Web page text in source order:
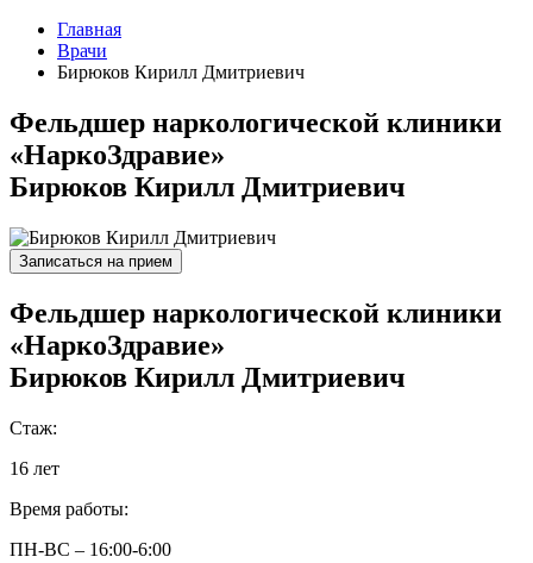
Главная
Врачи
Бирюков Кирилл Дмитриевич
Фельдшер наркологической клиники
«НаркоЗдравие»
Бирюков Кирилл Дмитриевич
Записаться на прием
Фельдшер наркологической клиники
«НаркоЗдравие»
Бирюков Кирилл Дмитриевич
Стаж:
16 лет
Время работы:
ПН-ВС – 16:00-6:00